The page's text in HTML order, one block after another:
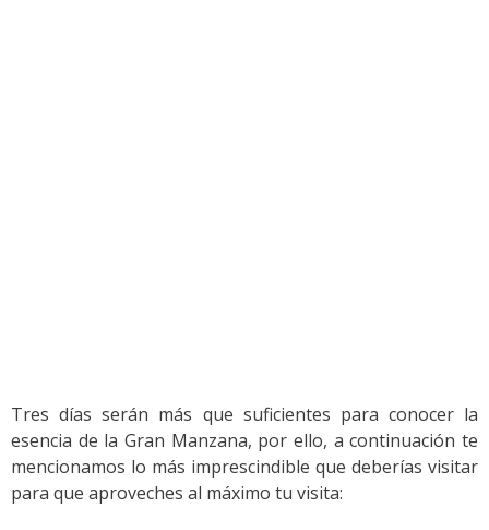
Tres días serán más que suficientes para conocer la
esencia de la Gran Manzana, por ello, a continuación te
mencionamos lo más imprescindible que deberías visitar
para que aproveches al máximo tu visita: